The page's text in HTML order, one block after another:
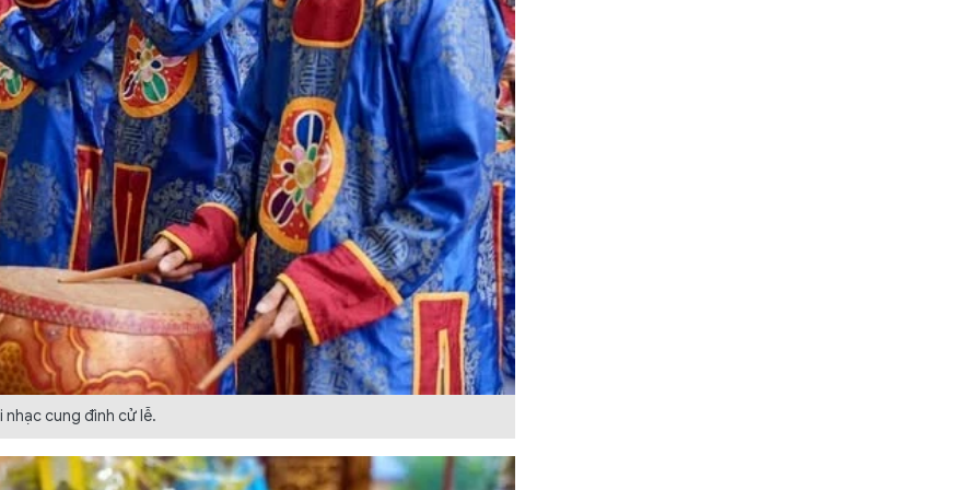
nhạc cung đình cử lễ.